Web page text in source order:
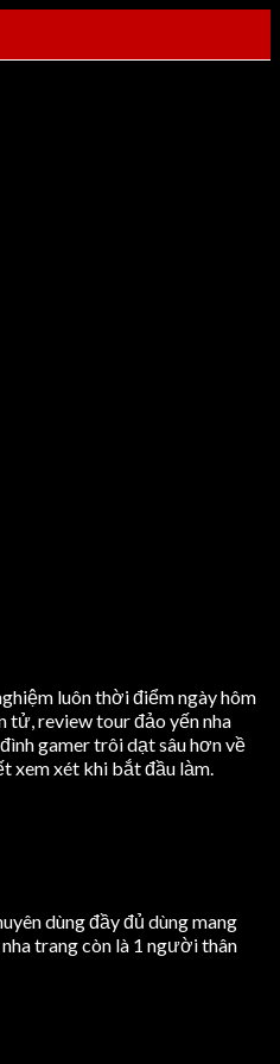
luôn thời điểm ngày hôm
tử, review tour đảo yến nha
gamer trôi dạt sâu hơn về
xem xét khi bắt đầu làm.
dùng đầy đủ dùng mang
trang còn là 1 người thân